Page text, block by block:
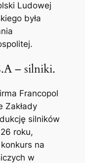
Ludowej
była
– silniki.
Francopol
Zakłady
silników
roku,
na
w